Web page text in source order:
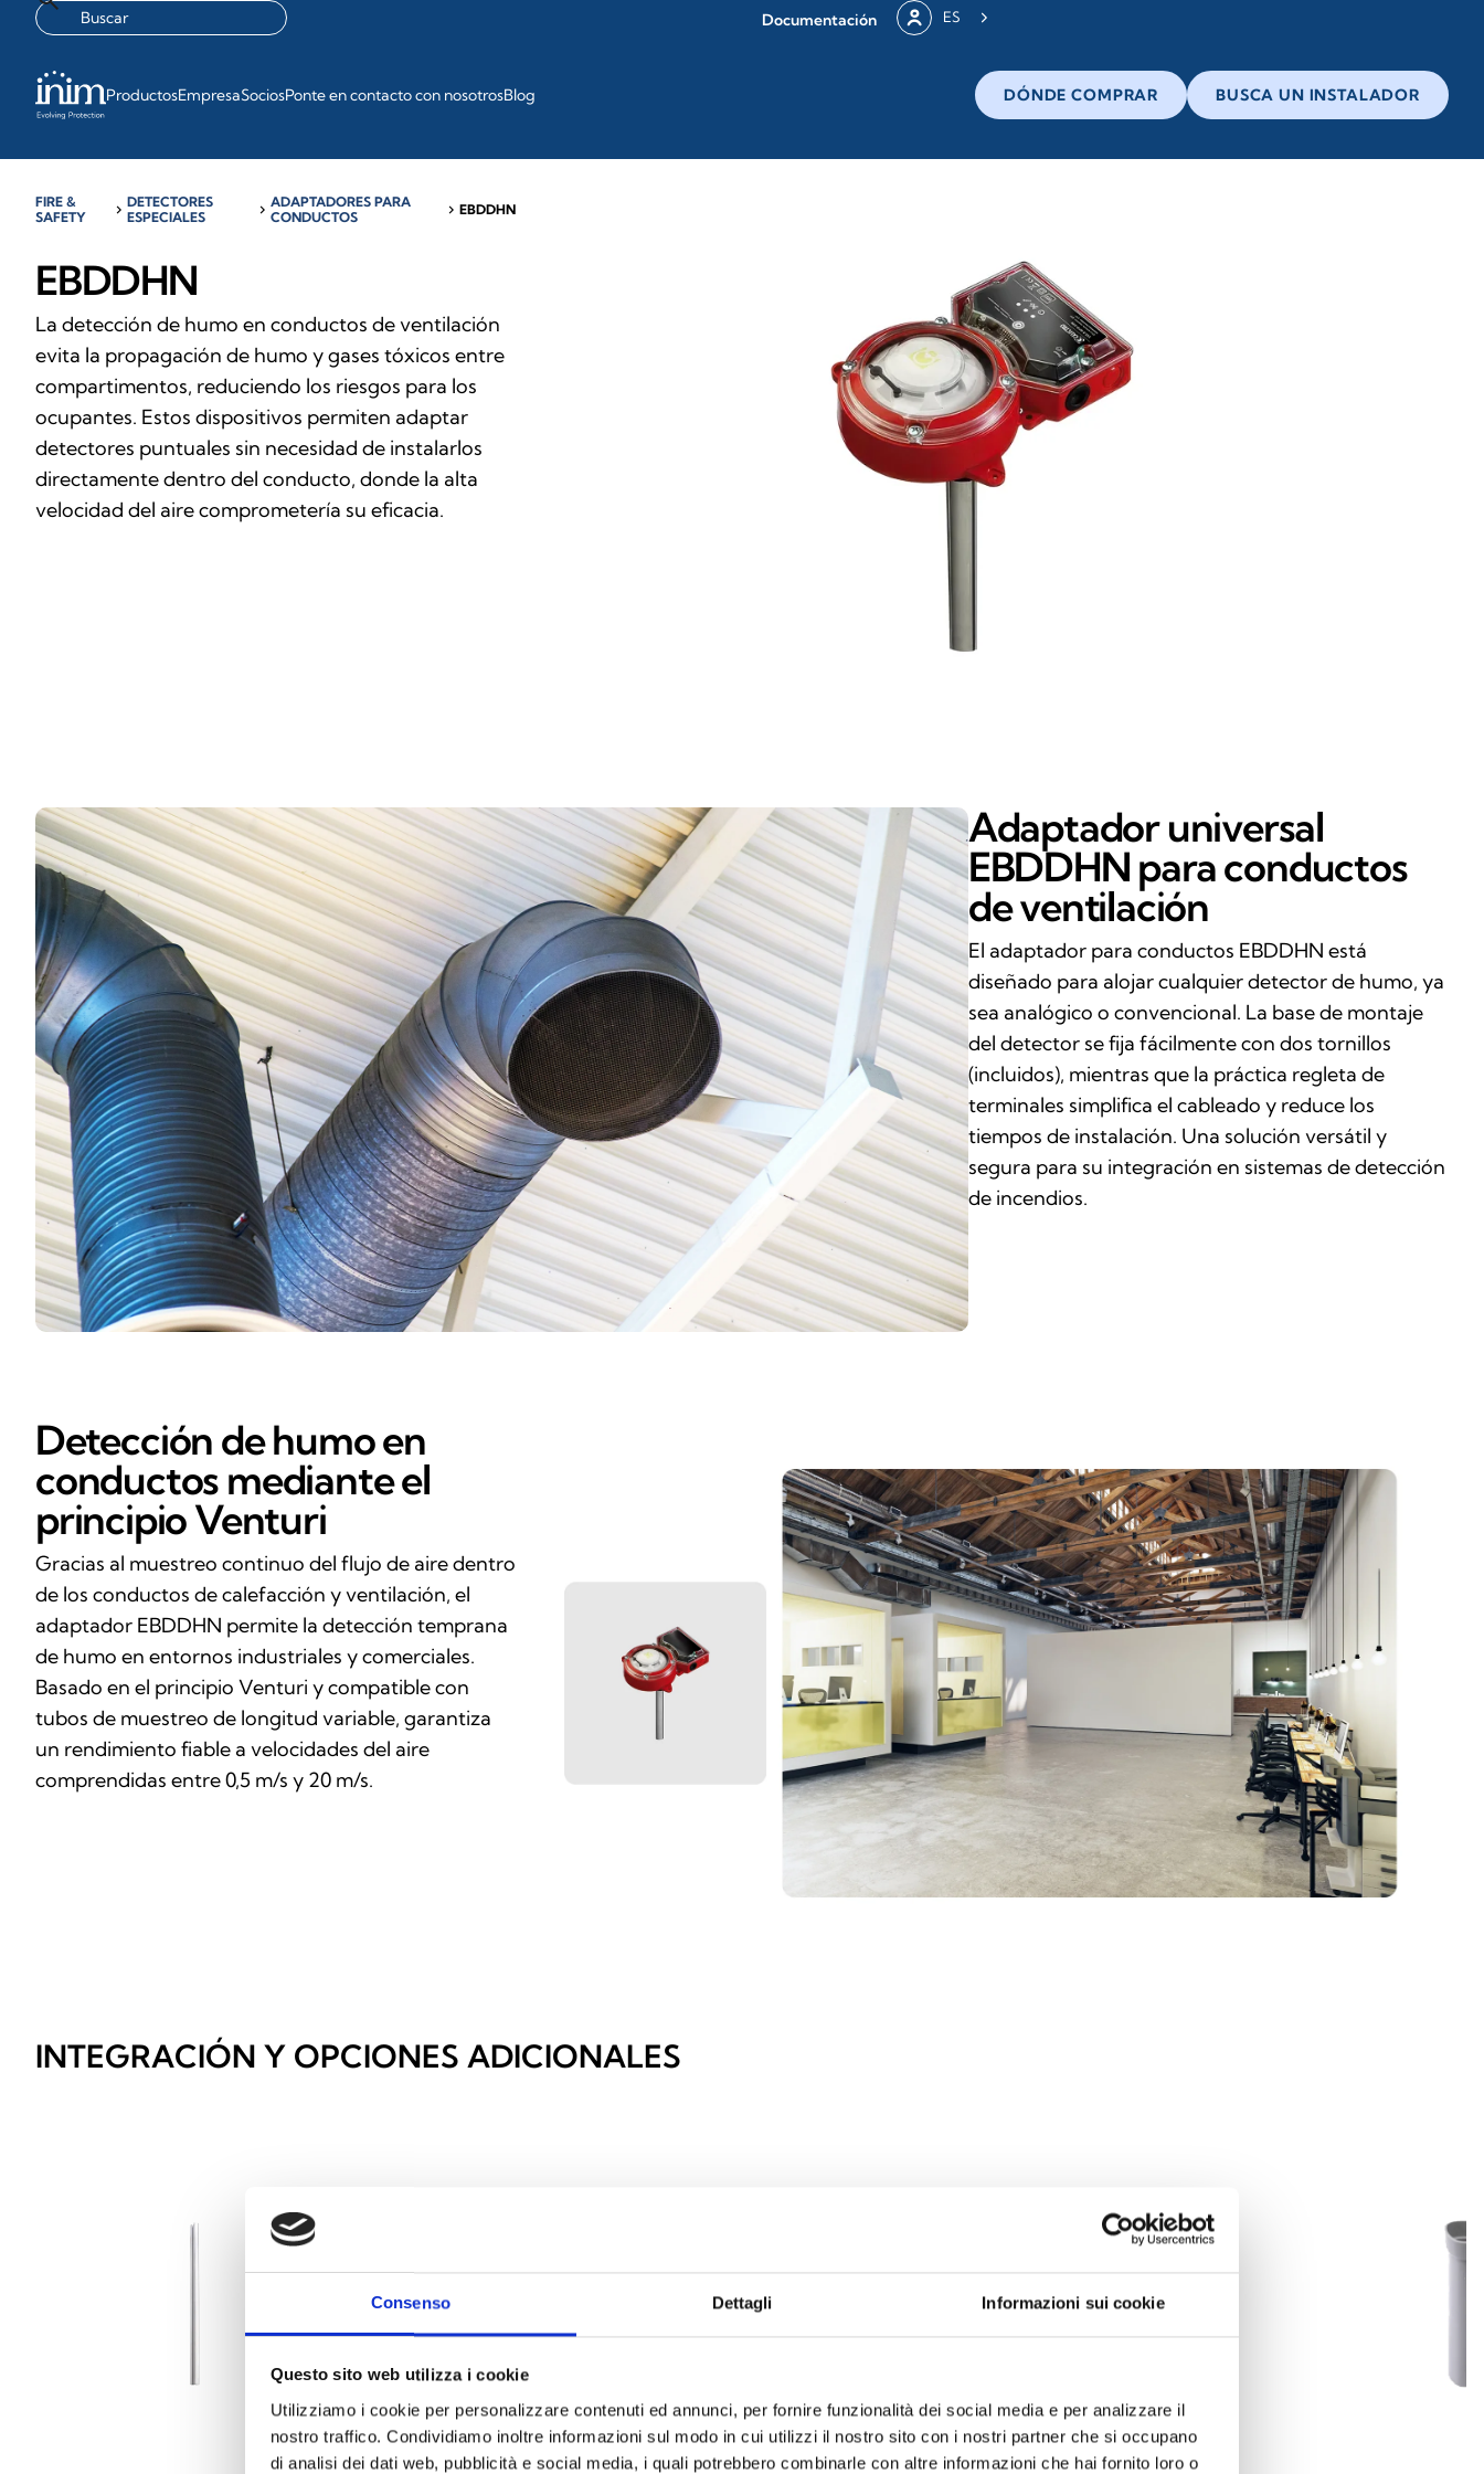
Consenso Dettagli Informazioni sui cookie
Questo sito web utilizza i cookie
Utilizziamo i cookie per personalizzare contenuti ed annunci, per fornire funzionalità dei social media e per analizzare il
nostro traffico. Condividiamo inoltre informazioni sul modo in cui utilizzi il nostro sito con i nostri partner che si occupano
di analisi dei dati web, pubblicità e social media, i quali potrebbero combinarle con altre informazioni che hai fornito loro o
Documentación ES
ProductosEmpresaSociosPonte en contacto con nosotrosBlog DÓNDE COMPRAR BUSCA UN INSTALADOR
FIRE &
SAFETY
chevron_right DETECTORES
ESPECIALES
chevron_rightADAPTADORES PARA
CONDUCTOS
chevron_rightEBDDHN
EBDDHN
La detección de humo en conductos de ventilación
evita la propagación de humo y gases tóxicos entre
compartimentos, reduciendo los riesgos para los
ocupantes. Estos dispositivos permiten adaptar
detectores puntuales sin necesidad de instalarlos
directamente dentro del conducto, donde la alta
velocidad del aire comprometería su eficacia.
Adaptador universal
EBDDHN para conductos
de ventilación
El adaptador para conductos EBDDHN está
diseñado para alojar cualquier detector de humo, ya
sea analógico o convencional. La base de montaje
del detector se fija fácilmente con dos tornillos
(incluidos), mientras que la práctica regleta de
terminales simplifica el cableado y reduce los
tiempos de instalación. Una solución versátil y
segura para su integración en sistemas de detección
de incendios.
Detección de humo en
conductos mediante el
principio Venturi
Gracias al muestreo continuo del flujo de aire dentro
de los conductos de calefacción y ventilación, el
adaptador EBDDHN permite la detección temprana
de humo en entornos industriales y comerciales.
Basado en el principio Venturi y compatible con
tubos de muestreo de longitud variable, garantiza
un rendimiento fiable a velocidades del aire
comprendidas entre 0,5 m/s y 20 m/s.
INTEGRACIÓN Y OPCIONES ADICIONALES